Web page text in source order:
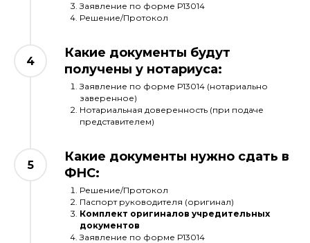
Заявление по форме Р13014
Решение/Протокол
Какие документы будут
получены у нотариуса:
Заявление по форме Р13014 (нотариально
заверенное)
Нотариальная доверенность (при подаче
представителем)
Какие документы нужно сдать в
ФНС:
Решение/Протокол
Паспорт руководителя (оригинал)
Комплект оригиналов учредительных
документов
Заявление по форме Р13014